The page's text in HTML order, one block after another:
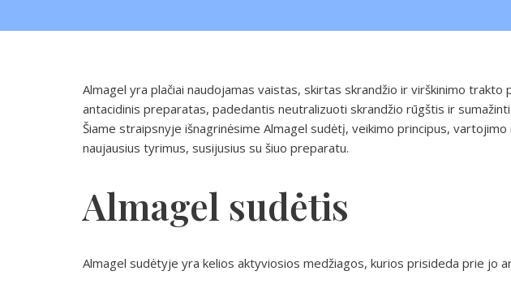
Almagel yra plačiai naudojamas vaistas, skirtas skrandžio ir virškinimo trakto
antacidinis preparatas, padedantis neutralizuoti skrandžio rūgštis ir
Šiame straipsnyje išnagrinėsime Almagel sudėtį, veikimo principus, vartojimo
naujausius tyrimus, susijusius su šiuo preparatu.
Almagel sudėtis
Almagel sudėtyje yra kelios aktyviosios medžiagos, kurios prisideda prie jo